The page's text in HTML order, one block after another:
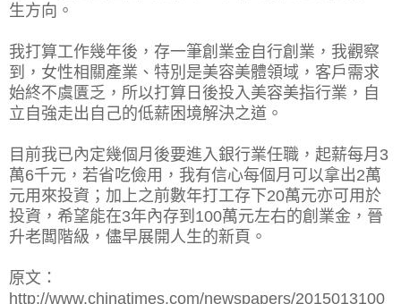
生方向。
我打算工作幾年後，存一筆創業金自行創業，我觀察
到，女性相關產業、特別是美容美體領域，客戶需求
始終不虞匱乏，所以打算日後投入美容美指行業，自
立自強走出自己的低薪困境解決之道。
目前我已內定幾個月後要進入銀行業任職，起薪每月3
萬6千元，若省吃儉用，我有信心每個月可以拿出2萬
元用來投資；加上之前數年打工存下20萬元亦可用於
投資，希望能在3年內存到100萬元左右的創業金，晉
升老闆階級，儘早展開人生的新頁。
原文：
http://www.chinatimes.com/newspapers/2015013100